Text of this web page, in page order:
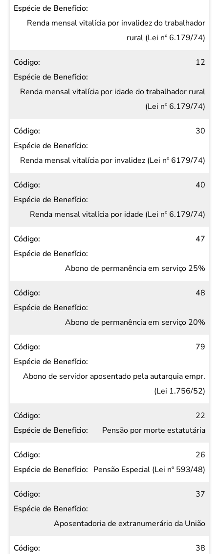
Renda mensal vitalícia por invalidez do trabalhador
rural (Lei nº 6.179/74)
12
Renda mensal vitalícia por idade do trabalhador rural
(Lei nº 6.179/74)
30
Renda mensal vitalícia por invalidez (Lei nº 6179/74)
40
Renda mensal vitalícia por idade (Lei nº 6.179/74)
47
Abono de permanência em serviço 25%
48
Abono de permanência em serviço 20%
79
Abono de servidor aposentado pela autarquia empr.
(Lei 1.756/52)
22
Pensão por morte estatutária
26
Pensão Especial (Lei nº 593/48)
37
Aposentadoria de extranumerário da União
38